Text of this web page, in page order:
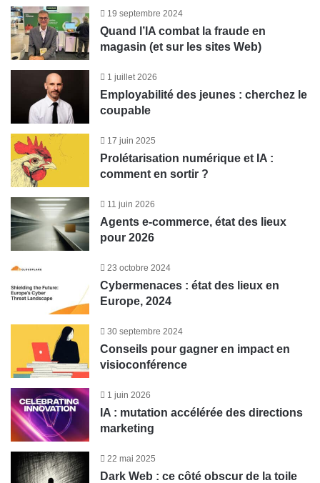
19 septembre 2024
Quand l’IA combat la fraude en
magasin (et sur les sites Web)
1 juillet 2026
Employabilité des jeunes : cherchez le
coupable
17 juin 2025
Prolétarisation numérique et IA :
comment en sortir ?
11 juin 2026
Agents e-commerce, état des lieux
pour 2026
23 octobre 2024
Cybermenaces : état des lieux en
Europe, 2024
30 septembre 2024
Conseils pour gagner en impact en
visioconférence
1 juin 2026
IA : mutation accélérée des directions
marketing
22 mai 2025
Dark Web : ce côté obscur de la toile